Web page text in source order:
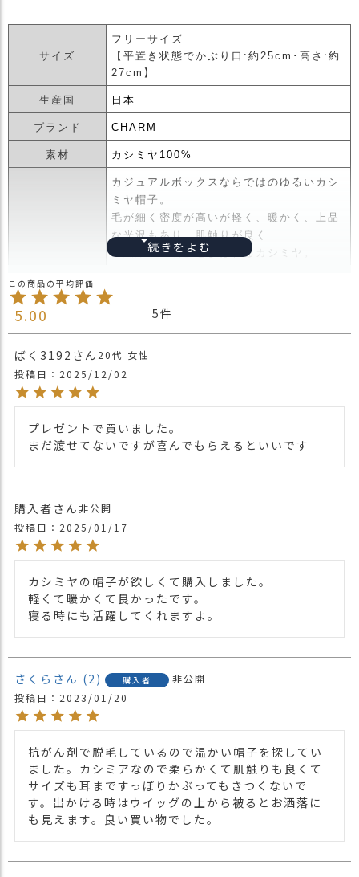
サイズ
フリーサイズ
【平置き状態でかぶり口:約25cm･高さ:約
27cm】
生産国 日本
ブランド CHARM
素材 カシミヤ100%
商品詳細
カジュアルボックスならではのゆるいカシ
ミヤ帽子。
毛が細く密度が高いが軽く、暖かく、上品
な光沢もあり、肌触りが良く
「繊維の宝石」とよばれるカシミヤ。
ビックワッチ。
ホールガーメント横編機を使い編み上げる
つき感をなくし、
よりよい着心地を実現。
途切れのない・継ぎ目のない・縫い目のな
注意点
や雨などでぬれた時は他の衣料等に移染す
い。
・多少実際のカラーと異なる場合がござい
ます。ご不安な事などございましたらお気
軽にお問い合わせ下さい。
カラー
【カラー バリエーション】
・エンジ 紅色 DEEPRED
5.00 5
ばく3192 20代 女性
投稿日
2025/12/02
プレゼントで買いました。
まだ渡せてないですが喜んでもらえるといいです
購入者
非公開
投稿日
2025/01/17
カシミヤの帽子が欲しくて購入しました。
軽くて暖かくて良かったです。
寝る時にも活躍してくれますよ。
さくら 2 購入者
非公開
投稿日
2023/01/20
抗がん剤で脱毛しているので温かい帽子を探してい
ました。カシミアなので柔らかくて肌触りも良くて
サイズも耳まですっぽりかぶってもきつくないで
す。出かける時はウイッグの上から被るとお洒落に
も見えます。良い買い物でした。